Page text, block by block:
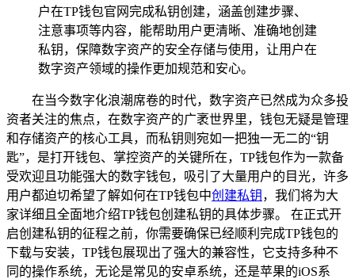
户在TP钱包官网完成私钥创建，涵盖创建步骤、
注意事项等内容，能帮助用户更清晰、准确地创建
私钥，保障数字资产的安全存储与使用，让用户在
数字资产领域的操作更加规范和安心。
在当今数字化浪潮席卷的时代，数字资产已然成为众多投
资者关注的焦点，在数字资产的广袤世界里，钱包无疑是管理
和存储资产的核心工具，而私钥则宛如一把独一无二的“钥
匙”，是打开钱包、掌控资产的关键所在，TP钱包作为一款备
受欢迎且功能强大的数字钱包，吸引了大量用户的目光，许多
用户都迫切希望了解如何在TP钱包中创建私钥 ，我们将为大
家详细且全面地介绍TP钱包创建私钥的具体步骤。 在正式开
启创建私钥的征程之前，你需要确保已经顺利完成TP钱包的
下载与安装，TP钱包展现出了强大的兼容性，它支持多种不
同的操作系统，无论是常见的安卓系统，还是苹果的iOS系